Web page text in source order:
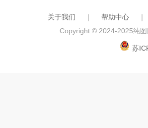
关于我们 ｜ 帮助中心
｜
Copyright © 2024-2025纯
苏